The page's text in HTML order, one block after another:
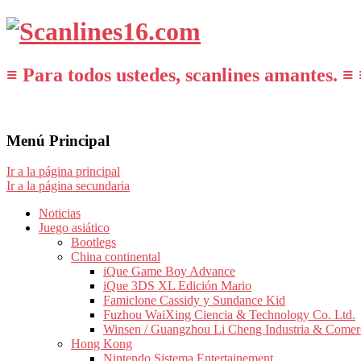
≡ Para todos ustedes, scanlines amantes. ≡
Menú Principal
Ir a la página principal
Ir a la página secundaria
Noticias
Juego asiático
Bootlegs
China continental
iQue Game Boy Advance
iQue 3DS XL Edición Mario
Famiclone Cassidy y Sundance Kid
Fuzhou WaiXing Ciencia & Technology Co. Ltd.
Winsen / Guangzhou Li Cheng Industria &
Hong Kong